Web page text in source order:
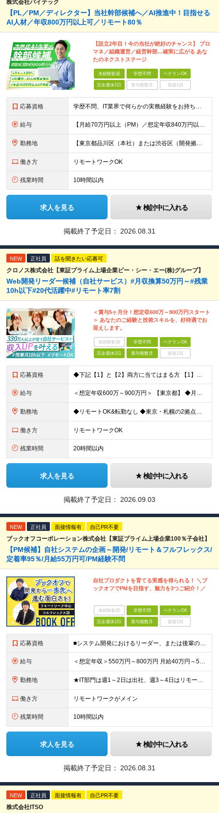
株式会社バイテック
【PL／PM／ディレクター】当社幹部候補へ／AI推進中！目指せる
AI人材／年収800万円以上可／リモート80％
【設立2年目！今の当社が絶好のチャンス】 プロ
マネ／組織運営／経営幹部…確実に広がる あな
たのネクストステージ
未経験歓迎 学歴不問 ベテランOK
完全週休2日 賞与複数月 面接1回
応募資格 学歴不問、IT業界で何らかの実務経験をお持ちの方（3年以上） ※PG/SE経験がある方歓迎、PM/PL経験があれば即戦力として優遇 ※ブランクのある方歓迎 ※担当業務/フェーズ/使用言語などは限定せず
給与 【月給70万円以上（PM）／想定年収840万円以上】 ★詳しくは下記をご参照ください！ ■SE/PL/テスト計画以降などの上流フェーズ 月給53万円以上 ※想定年収636万円以上 ■PM/ディレク
勤務地 【東京都品川区（本社）または渋谷区（開発拠点）各プロジェクト先の勤務地】 ◎リモート案件も多数のため在宅勤務も可能です！ 常駐・ハイブリッド型・フルリモートなど柔軟に対応しています。 ※転勤はございま
働き方 リモートワークOK
残業時間 10時間以内
求人を見る 検討中に入れる
掲載終了予定日： 2026.08.31
NEW 正社員 話を聞きたい応募可
クロノス株式会社【東証プライム上場企業ピー・シー・エー(株)グループ】
Web開発リーダー候補（自社サービス）#月収換算50万円～#残業
10h以下#20代活躍中#リモート率7割
＜賞与5ヶ月分！想定収600万～900万円スタート
＞ あなたのご経験と技術スキルを、好待遇でお
迎えします。
未経験歓迎 学歴不問 ベテランOK
完全週休2日 賞与複数月 面接1回
応募資格 ◆下記【1】と【2】両方に当てはまる方 【1】Webアプリ開発：5年以上 【2】下記いずれか5年以上のご経験 C#、SQL、JavaScript、HTML+CSS、React、PHP、Larave
給与 ＜想定年収600万～900万円＞ 【東京都】 ◆月給：37.2万円～＋賞与年2回（賞与支給実績5ヶ月分）＋残業代全額支給 ※技能手当(スキル・経験により支給)／地域手当(東京：3万円)を含む ※3ヶ
勤務地 ◆リモートOK&転勤なし ◆東京・札幌の2拠点で募集中 【東京本社】 東京都千代田区神田練塀町300 住友不動産秋葉原駅前ビル17F 【札幌開発センター】 北海道札幌市北区北7条西4-5-1 伊藤
働き方 リモートワークOK
残業時間 20時間以内
求人を見る 検討中に入れる
掲載終了予定日： 2026.09.03
NEW 正社員 面接情報有 自己PR不要
ブックオフコーポレーション株式会社【東証プライム上場企業100％子会社】
【PM候補】自社システムの企画～開発/リモート＆フルフレックス/
定着率95％/月給55万円可/PM経験不問
自社プロダクトを育てる実感を得られる！ ＼ブ
ックオフでPMを目指す、魅力を3つご紹介！／
未経験歓迎 学歴不問 ベテランOK
完全週休2日 賞与複数月 面接1回
応募資格 ■システム開発におけるリーダー、または後輩の指導や進捗管理などの経験のある方 ■機能要件/非機能要件の知識（経験は問いません） ＼「マネジメント未経験だけど今後チャレンジしたい」という方もぜひご応募く
給与 ＜想定年収＞550万円～800万円 月給40万円～55万円＋賞与＋交通費全額支給＋各種手当(子女教育手当等) ※経験・能力などを考慮し相談の上、当社規定により決定します。 ※上記金額には16～21時
勤務地 ★IT部門は週1～2日は出社、週3～4日はリモートワーク ★勤務地はご本人のご希望を最優先します ■飯田橋オフィス／東京都新宿区揚場町2-26 SKビル ■本社／神奈川県相模原市南区古淵2-14-
働き方 リモートワークがメイン
残業時間 10時間以内
求人を見る 検討中に入れる
掲載終了予定日： 2026.08.31
NEW 正社員 面接情報有 自己PR不要
株式会社ITSO